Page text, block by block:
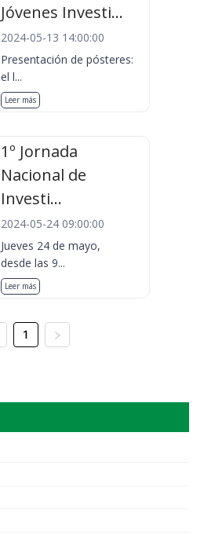
Jóvenes Investi...
2024-05-13 14:00:00
Presentación de pósteres:
el l...
Leer más
1º Jornada
Nacional de
Investi...
2024-05-24 09:00:00
Jueves 24 de mayo,
desde las 9...
Leer más
1